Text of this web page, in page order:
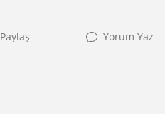
Paylaş Yorum Yaz